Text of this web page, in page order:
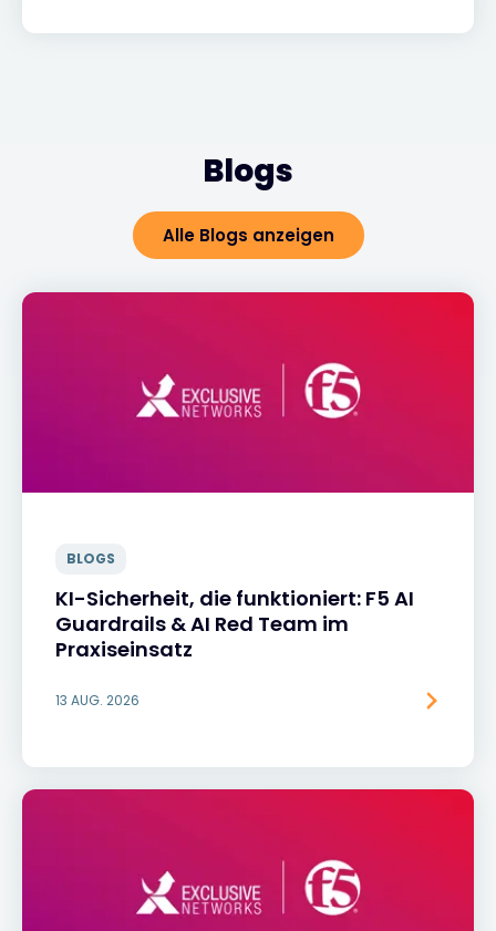
Blogs
Alle Blogs anzeigen
BLOGS
KI-Sicherheit, die funktioniert: F5 AI
Guardrails & AI Red Team im
Praxiseinsatz
13 AUG. 2026